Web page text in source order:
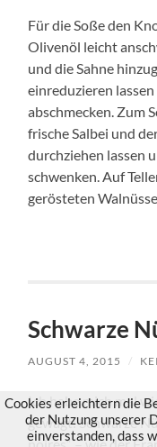
Für die Soße den
Olivenöl leicht
und die Sahne
einreduzieren
abschmecken. Zum
frische Salbei und
durchziehen lassen
schwenken. Auf
gerösteten
Schwarze
AUGUST 4, 2015 /
Ich habe mich mal
gewagt: Schwarze
Cookies erleichtern die
der Nutzung unserer
einverstanden, dass